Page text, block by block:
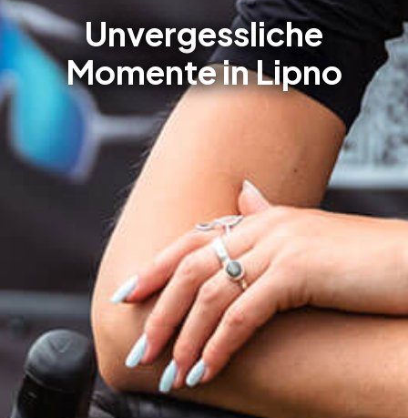
Unvergessliche
Momente in Lipno